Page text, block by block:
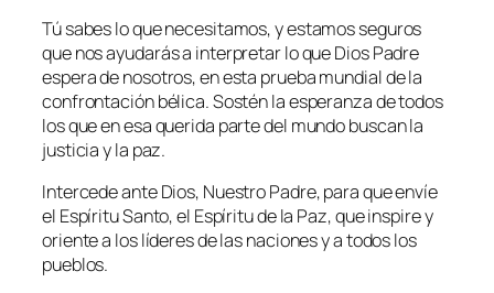
Tú sabes lo que necesitamos, y estamos seguros
que nos ayudarás a interpretar lo que Dios Padre
espera de nosotros, en esta prueba mundial de la
confrontación bélica. Sostén la esperanza de todos
los que en esa querida parte del mundo buscan la
justicia y la paz.
Intercede ante Dios, Nuestro Padre, para que envíe
el Espíritu Santo, el Espíritu de la Paz, que inspire y
oriente a los líderes de las naciones y a todos los
pueblos.